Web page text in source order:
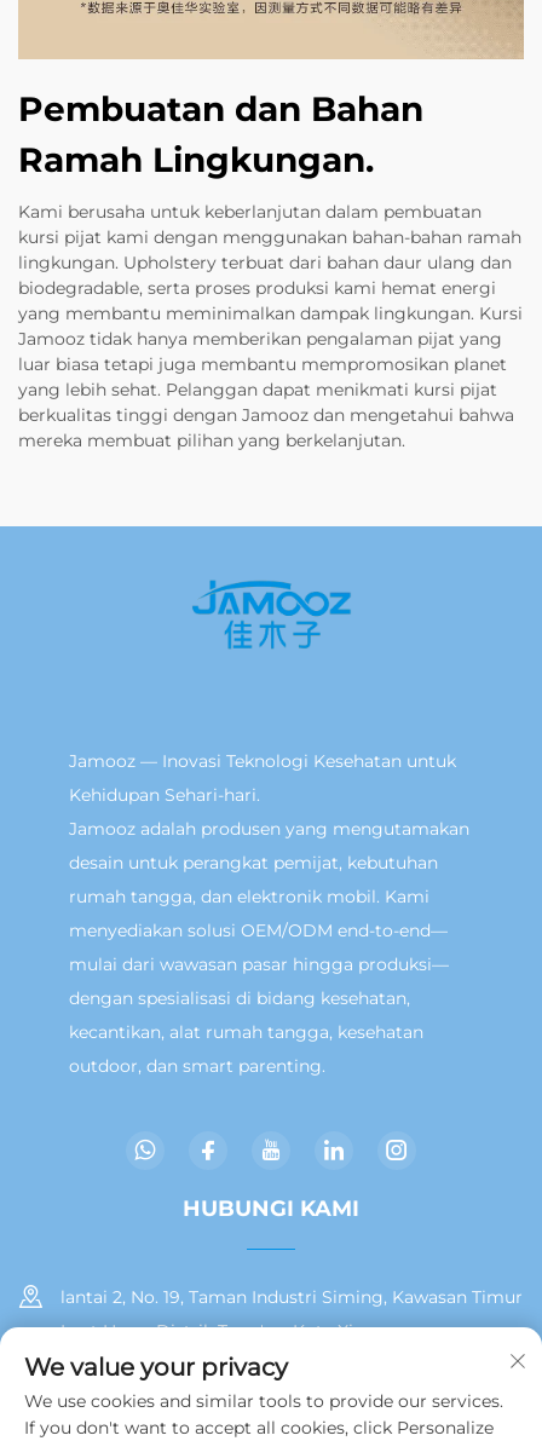
Pembuatan dan Bahan
Ramah Lingkungan.
Kami berusaha untuk keberlanjutan dalam pembuatan
kursi pijat kami dengan menggunakan bahan-bahan ramah
lingkungan. Upholstery terbuat dari bahan daur ulang dan
biodegradable, serta proses produksi kami hemat energi
yang membantu meminimalkan dampak lingkungan. Kursi
Jamooz tidak hanya memberikan pengalaman pijat yang
luar biasa tetapi juga membantu mempromosikan planet
yang lebih sehat. Pelanggan dapat menikmati kursi pijat
berkualitas tinggi dengan Jamooz dan mengetahui bahwa
mereka membuat pilihan yang berkelanjutan.
Jamooz — Inovasi Teknologi Kesehatan untuk
Kehidupan Sehari-hari.
Jamooz adalah produsen yang mengutamakan
desain untuk perangkat pemijat, kebutuhan
rumah tangga, dan elektronik mobil. Kami
menyediakan solusi OEM/ODM end-to-end—
mulai dari wawasan pasar hingga produksi—
dengan spesialisasi di bidang kesehatan,
kecantikan, alat rumah tangga, kesehatan
outdoor, dan smart parenting.
HUBUNGI KAMI
lantai 2, No. 19, Taman Industri Siming, Kawasan Timur
Laut Huan, Distrik Tong'an, Kota Xiamen
+86 13215929911
[email protected]
We value your privacy
We use cookies and similar tools to provide our services.
If you don't want to accept all cookies, click Personalize